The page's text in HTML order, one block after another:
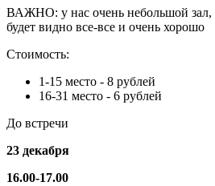
ВАЖНО: у нас очень небольшой зал,
будет видно все-все и очень хорошо
Стоимость:
1-15 место - 8 рублей
16-31 место - 6 рублей
До встречи
23 декабря
16.00-17.00